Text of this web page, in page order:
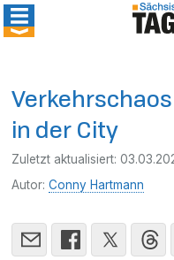
in der City
Zuletzt aktualisiert:
Autor:Conny Hartmann